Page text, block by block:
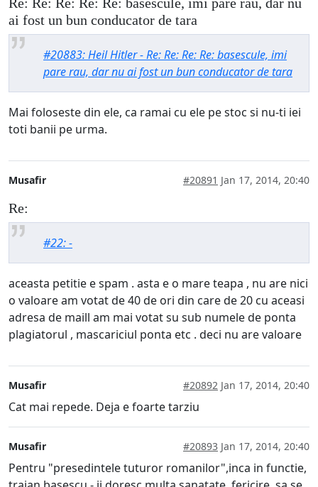
ai fost un bun conducator de tara
#20883: Heil Hitler - Re: Re: Re: Re: basescule, imi
pare rau, dar nu ai fost un bun conducator de tara
Mai foloseste din ele, ca ramai cu ele pe stoc si nu-ti iei
toti banii pe urma.
Musafir #20891 Jan 17, 2014, 20:40
Re:
#22: -
aceasta petitie e spam . asta e o mare teapa , nu are nici
o valoare am votat de 40 de ori din care de 20 cu aceasi
adresa de maill am mai votat su sub numele de ponta
plagiatorul , mascariciul ponta etc . deci nu are valoare
Musafir #20892 Jan 17, 2014, 20:40
Cat mai repede. Deja e foarte tarziu
Musafir #20893 Jan 17, 2014, 20:40
Pentru "presedintele tuturor romanilor",inca in functie,